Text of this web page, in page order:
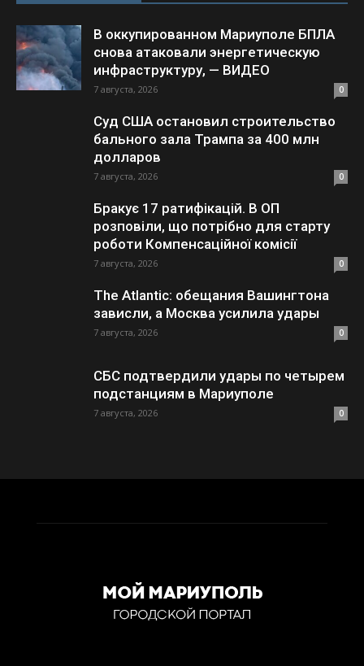
В оккупированном Мариуполе БПЛА
снова атаковали энергетическую
инфраструктуру, — ВИДЕО
7 августа, 2026 0
Суд США остановил строительство
бального зала Трампа за 400 млн
долларов
7 августа, 2026 0
Бракує 17 ратифікацій. В ОП
розповіли, що потрібно для старту
роботи Компенсаційної комісії
7 августа, 2026 0
The Atlantic: обещания Вашингтона
зависли, а Москва усилила удары
7 августа, 2026 0
СБС подтвердили удары по четырем
подстанциям в Мариуполе
7 августа, 2026 0